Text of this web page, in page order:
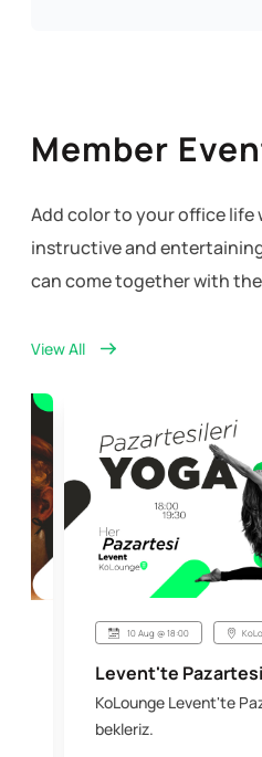
Member
Add color to your office
instructive and
can come together with
View All
10 Aug @ 18:00
Levent'te Pazartesi
KoLounge Levent'te
bekleriz.